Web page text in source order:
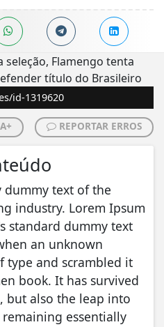
id-1319620
A+ REPORTAR ERROS
dummy text of the
industry. Lorem Ipsum
standard dummy text
an unknown
type and scrambled it
book. It has survived
but also the leap into
essentially